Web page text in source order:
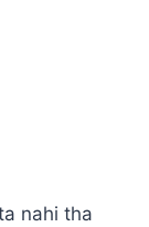
nahi tha